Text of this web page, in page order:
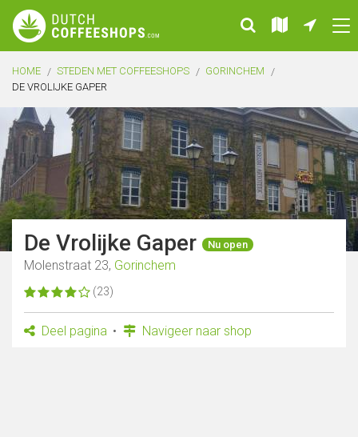
HOME STEDEN MET COFFEESHOPS
GORINCHEM
DE VROLIJKE GAPER
De Vrolijke Gaper Nu open
Molenstraat 23, Gorinchem
(23)
Deel pagina Navigeer naar shop